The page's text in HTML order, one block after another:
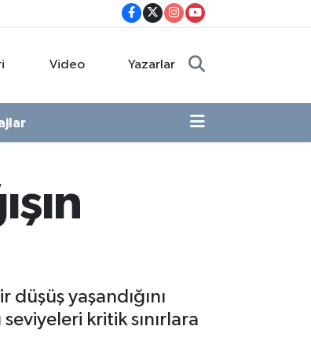
Video Yazarlar
yaşandığını
kritik sınırlara